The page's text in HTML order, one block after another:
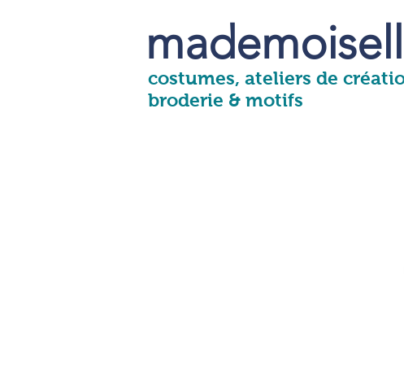
costumes, ateliers de
broderie & motifs